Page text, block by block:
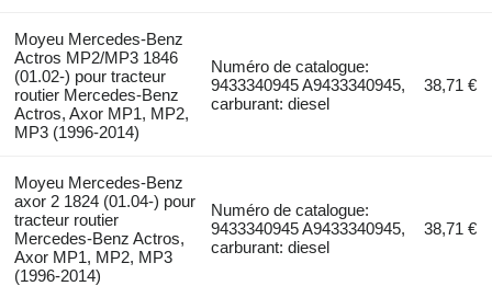
Moyeu Mercedes-Benz
Actros MP2/MP3 1846
(01.02-) pour tracteur
routier Mercedes-Benz
Actros, Axor MP1, MP2,
MP3 (1996-2014)
Numéro de catalogue:
9433340945 A9433340945,
carburant: diesel
38,71 €
Moyeu Mercedes-Benz
axor 2 1824 (01.04-) pour
tracteur routier
Mercedes-Benz Actros,
Axor MP1, MP2, MP3
(1996-2014)
Numéro de catalogue:
9433340945 A9433340945,
carburant: diesel
38,71 €